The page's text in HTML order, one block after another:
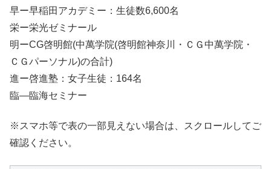
早ー早稲田アカデミー：生徒数6,600名
栄ー栄光ゼミナール
明ーCG啓明館(中萬学院(啓明館神奈川・ＣＧ中萬学院・
ＣＧパーソナル)の合計)
進ー啓進塾：女子生徒：164名
臨—臨海セミナー
※スマホ等で表の一部見えない場合は、スクロールしてご
確認ください。